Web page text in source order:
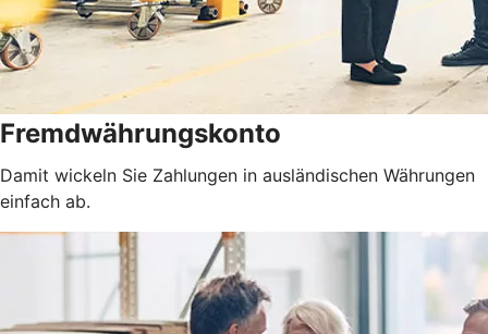
Fremdwährungskonto
Damit wickeln Sie Zahlungen in ausländischen Währungen
einfach ab.